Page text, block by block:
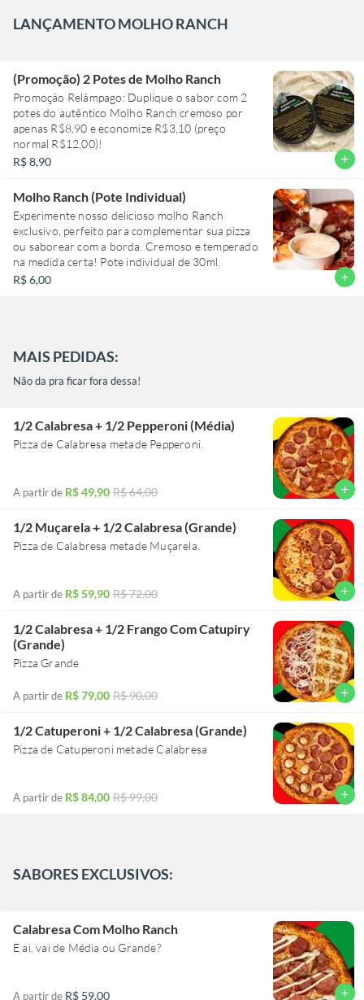
LANÇAMENTO MOLHO RANCH
(Promoção) 2 Potes de Molho Ranch
Promoção Relâmpago: Duplique o sabor com 2
potes do autêntico Molho Ranch cremoso por
apenas R$8,90 e economize R$3,10 (preço
normal R$12,00)!
R$ 8,90
add
Molho Ranch (Pote Individual)
Experimente nosso delicioso molho Ranch
exclusivo, perfeito para complementar sua pizza
ou saborear com a borda. Cremoso e temperado
na medida certa! Pote individual de 30ml.
R$ 6,00
add
MAIS PEDIDAS:
Não da pra ficar fora dessa!
1/2 Calabresa + 1/2 Pepperoni (Média)
Pizza de Calabresa metade Pepperoni.
A partir de R$ 49,90 R$ 64,00 add
1/2 Muçarela + 1/2 Calabresa (Grande)
Pizza de Calabresa metade Muçarela.
A partir de R$ 59,90 R$ 72,00 add
1/2 Calabresa + 1/2 Frango Com Catupiry
(Grande)
Pizza Grande
A partir de R$ 79,00 R$ 90,00 add
1/2 Catuperoni + 1/2 Calabresa (Grande)
Pizza de Catuperoni metade Calabresa
A partir de R$ 84,00 R$ 99,00 add
SABORES EXCLUSIVOS:
Calabresa Com Molho Ranch
E ai, vai de Média ou Grande?
A partir de R$ 59,00 add